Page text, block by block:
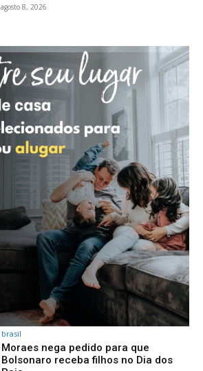
agosto 8, 2026
brasil
Moraes nega pedido para que
Bolsonaro receba filhos no Dia dos